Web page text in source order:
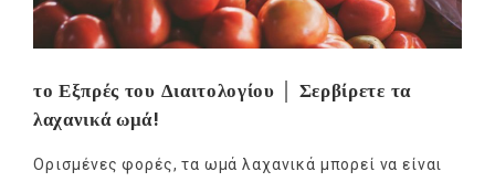
το Εξπρές του Διαιτολογίου │ Σερβίρετε τα
λαχανικά ωμά!
Ορισμένες φορές, τα ωμά λαχανικά μπορεί να είναι